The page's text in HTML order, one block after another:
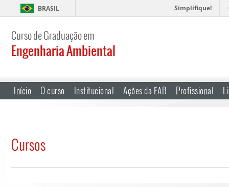
BRASIL Simplifique!
Curso de Graduação em
Engenharia Ambiental
Início O curso Institucional Ações da EAB Profissional
Cursos